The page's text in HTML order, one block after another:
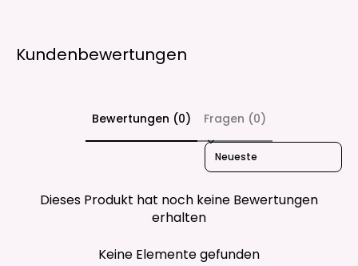
Kundenbewertungen
Bewertungen (0) Fragen (0)
Sort reviews by
Dieses Produkt hat noch keine Bewertungen
erhalten
Keine Elemente gefunden